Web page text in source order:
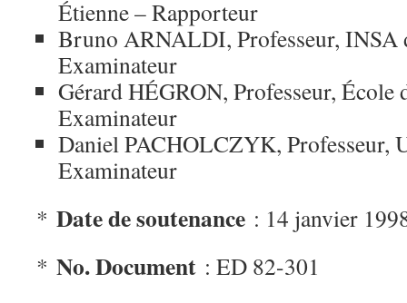
Étienne – Rapporteur
Bruno ARNALDI, Professeur, INSA
Examinateur
Gérard HÉGRON, Professeur, École
Examinateur
Daniel PACHOLCZYK, Professeur,
Examinateur
* Date de soutenance : 14 janvier
* No. Document : ED 82-301